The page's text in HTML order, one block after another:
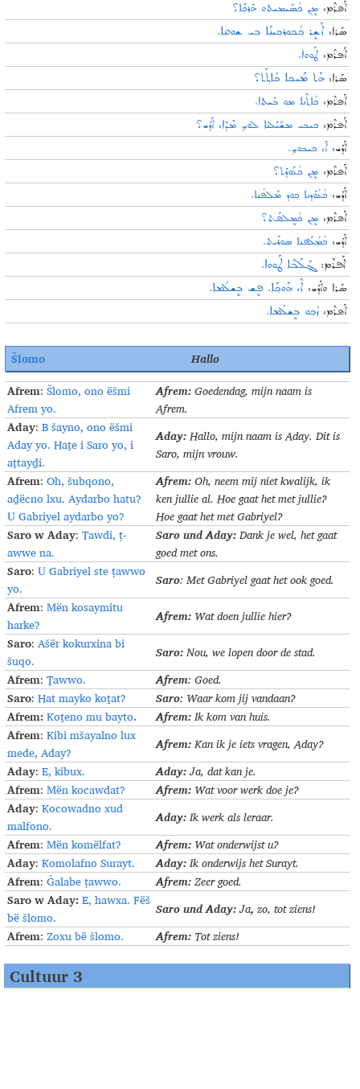
ܐܰܦܪܶܡ:ܡܷܢ ܟܳܣܰܝܡܝܬܘ ܗܰܪܟܶܐ؟
ܣܰܪܐ:ܐܰܫܷܪ ܟܳܟܘܪܟ݂ܝܢܰܐ ܒܝ ܫܘܩܐ.
ܐܰܦܪܶܡ:ܛܰܘܘܐ.
ܣܰܪܐ:ܗܰܬ ܡܰܝܟܐ ܟܳܐܬ݂ܰܬ؟
ܐܰܦܪܶܡ:ܟܳܐܬ݂ܶܢܐ ܡܘ ܒܰܝܬܐ.
ܐܰܦܪܶܡ:ܟܝܒܝ ܡܫܰܝܰܠܢܐ ܠܘܟ݂ ܡܶܕܶܐ، ܐܰܕܰܝ؟
ܐܰܕܰܝ:ܐܶ، ܟܝܒܘܟ݂.
ܐܰܦܪܶܡ:ܡܷܢ ܟܳܥܰܘܕܰܬ؟
ܐܰܕܰܝ:ܟܳܥܳܘܰܕܢܐ ܟ݂ܘܕ ܡܰܠܦܳܢܐ.
ܐܰܦܪܶܡ:ܡܷܢ ܟܳܡܷܠܦܰܬ؟
ܐܰܕܰܝ:ܟܳܡܳܠܰܦܢܐ ܣܘܪܰܝܬ.
ܐܰܦܪܶܡ: ܓ݂ܰܠܰܒܶܐ ܛܰܘܘܐ.
ܣܰܪܐ ܘܐܰܕܰܝ:ܐܶ، ܗܰܘܟ݂ܰܐ. ܦܷܫ ܒܷܫܠܳܡܐ.
ܐܰܦܪܶܡ:ܙܳܟ݂ܘ ܒܷܫܠܳܡܐ.
Šlomo
Hallo
Afrem:Šlomo, ono ëšmi
Afrem yo.
Afrem:Goedendag, mijn naam is
Afrem.
Aday:B šayno, ono ëšmi
Aday yo. Haṯe i Saro yo, i
aṯtayḏi.
Aday:Hallo, mijn naam is Aday. Dit is
Saro, mijn vrouw.
Afrem:Oh, šubqono,
aḏëcno lxu. Aydarbo hatu?
U Gabriyel aydarbo yo?
Afrem:Oh, neem mij niet kwalijk, ik
ken jullie al. Hoe gaat het met jullie?
Hoe gaat het met Gabriyel?
Saro w Aday:Tawdi, ṭ­
awwe na.
Saro und Aday:Dank je wel, het gaat
goed met ons.
Saro:U Gabriyel ste ṭ­awwo
yo.
Saro: Met Gabriyel gaat het ook goed.
Afrem:Mën kosaymitu
harke?
Afrem: Wat doen jullie hier?
Saro:Ašër kokurxina bi
šuqo.
Saro:Nou, we lopen door de stad.
Afrem:Ṭawwo. Afrem: Goed.
Saro:Hat mayko koṯat? Saro: Waar kom jij vandaan?
Afrem:Koṯeno mu bayto. Afrem:Ik kom van huis.
Afrem:Kibi mšayalno lux
mede, Aday?
Afrem:Kan ik je iets vragen, Aday?
Aday:E, kibux. Aday:Ja, dat kan je.
Afrem:Mën kocawdat? Afrem: Wat voor werk doe je?
Aday:Kocowadno xud
malfono.
Aday:Ik werk als leraar.
Afrem:Mën komëlfat? Afrem: Wat onderwijst u?
Aday:Komolafno Surayt. Aday:Ik onderwijs het Surayt.
Afrem:Ġalabe ṭawwo. Afrem:Zeer goed.
Saro w Aday:E, hawxa. Fëš
bë šlomo.
Saro und Aday:Ja,zo, tot ziens!
Afrem:Zoxu bë šlomo. Afrem: Tot ziens!
Cultuur 3